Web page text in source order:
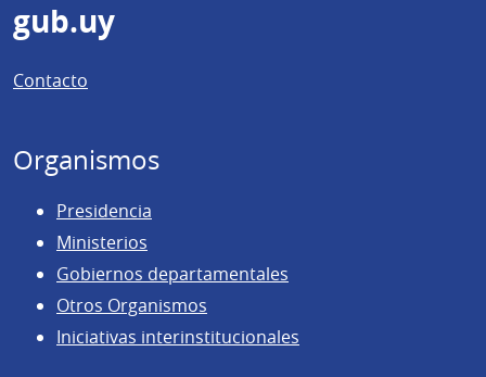
Pie
de
página
gub.uy
Contacto
Organismos
Presidencia
Ministerios
Gobiernos departamentales
Otros Organismos
Iniciativas interinstitucionales